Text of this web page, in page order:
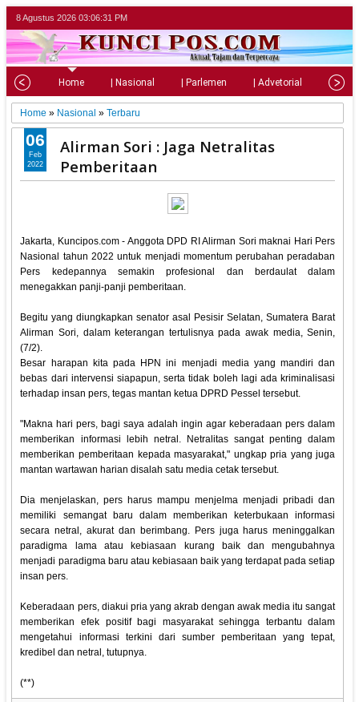
8 Agustus 2026 03:06:32 PM
Home | Nasional | Parlemen | Advetorial |
Home » Nasional »Terbaru
Alirman Sori : Jaga Netralitas
Pemberitaan
Jakarta, Kuncipos.com - Anggota DPD RI Alirman Sori maknai Hari Pers
Nasional tahun 2022 untuk menjadi momentum perubahan peradaban
Pers kedepannya semakin profesional dan berdaulat dalam
menegakkan panji-panji pemberitaan.
Begitu yang diungkapkan senator asal Pesisir Selatan, Sumatera Barat
Alirman Sori, dalam keterangan tertulisnya pada awak media, Senin,
(7/2).
Besar harapan kita pada HPN ini menjadi media yang mandiri dan
bebas dari intervensi siapapun, serta tidak boleh lagi ada kriminalisasi
terhadap insan pers, tegas mantan ketua DPRD Pessel tersebut.
"Makna hari pers, bagi saya adalah ingin agar keberadaan pers dalam
memberikan informasi lebih netral. Netralitas sangat penting dalam
memberikan pemberitaan kepada masyarakat," ungkap pria yang juga
mantan wartawan harian disalah satu media cetak tersebut.
Dia menjelaskan, pers harus mampu menjelma menjadi pribadi dan
memiliki semangat baru dalam memberikan keterbukaan informasi
secara netral, akurat dan berimbang. Pers juga harus meninggalkan
paradigma lama atau kebiasaan kurang baik dan mengubahnya
menjadi paradigma baru atau kebiasaan baik yang terdapat pada setiap
insan pers.
Keberadaan pers, diakui pria yang akrab dengan awak media itu sangat
memberikan efek positif bagi masyarakat sehingga terbantu dalam
mengetahui informasi terkini dari sumber pemberitaan yang tepat,
kredibel dan netral, tutupnya.
(**)
06
Feb
2022